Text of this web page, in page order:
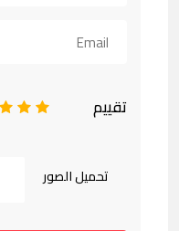
تقييم 5
4
تحميل الصور